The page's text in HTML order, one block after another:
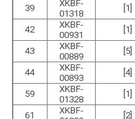
39
XKBF-
01318
[1]
42
XKBF-
00931
[1]
43
XKBF-
00889
[5]
44
XKBF-
00893
[4]
59
XKBF-
01328
[1]
61
XKBF-
[2]